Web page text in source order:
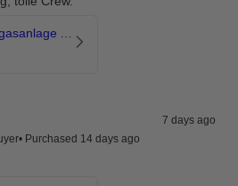
7 days ago
• Purchased 14 days ago